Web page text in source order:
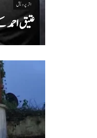
اتر پردیش
عتیق احمد کے بیٹے